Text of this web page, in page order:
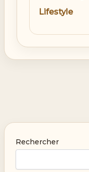
Lifestyle
Rechercher